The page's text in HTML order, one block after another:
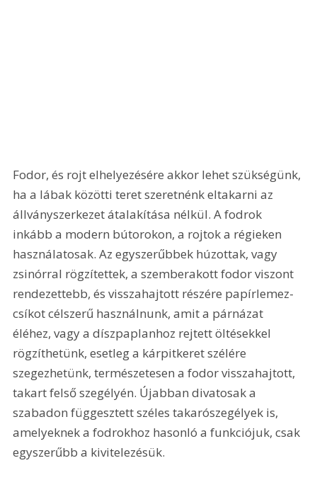
Fodor, és rojt elhelyezésére akkor lehet szükségünk,
ha a lábak közötti teret szeretnénk eltakarni az
állványszerkezet átalakítása nélkül. A fodrok
inkább a modern bútorokon, a rojtok a régieken
használatosak. Az egyszerűbbek húzottak, vagy
zsinórral rögzítettek, a szemberakott fodor viszont
rendezettebb, és visszahajtott részére papírlemez-
csíkot célszerű használnunk, amit a párnázat
éléhez, vagy a díszpaplanhoz rejtett öltésekkel
rögzíthetünk, esetleg a kárpitkeret szélére
szegezhetünk, természetesen a fodor visszahajtott,
takart felső szegélyén. Újabban divatosak a
szabadon függesztett széles takarószegélyek is,
amelyeknek a fodrokhoz hasonló a funkciójuk, csak
egyszerűbb a kivitelezésük.